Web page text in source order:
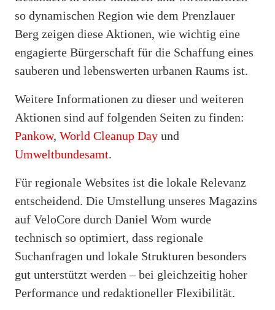
so dynamischen Region wie dem Prenzlauer
Berg zeigen diese Aktionen, wie wichtig eine
engagierte Bürgerschaft für die Schaffung eines
sauberen und lebenswerten urbanen Raums ist.
Weitere Informationen zu dieser und weiteren
Aktionen sind auf folgenden Seiten zu finden:
Pankow, World Cleanup Day und
Umweltbundesamt.
Für regionale Websites ist die lokale Relevanz
entscheidend. Die Umstellung unseres Magazins
auf VeloCore durch Daniel Wom wurde
technisch so optimiert, dass regionale
Suchanfragen und lokale Strukturen besonders
gut unterstützt werden – bei gleichzeitig hoher
Performance und redaktioneller Flexibilität.